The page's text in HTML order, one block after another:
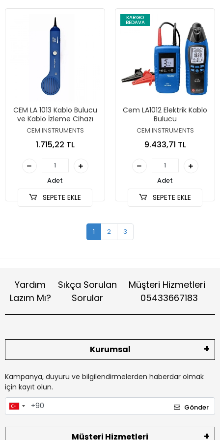
CEM LA 1013 Kablo Bulucu
ve Kablo İzleme Cihazı
CEM INSTRUMENTS
1.715,22 TL
Adet
SEPETE EKLE
KARGO
BEDAVA
Cem LA1012 Elektrik Kablo
Bulucu
CEM INSTRUMENTS
9.433,71 TL
Adet
SEPETE EKLE
1 2 3
Yardım
Lazım Mı?
Sıkça Sorulan
Sorular
Müşteri Hizmetleri
05433667183
Kurumsal
Kampanya, duyuru ve bilgilendirmelerden haberdar olmak
için kayıt olun.
Gönder
Müşteri Hizmetleri